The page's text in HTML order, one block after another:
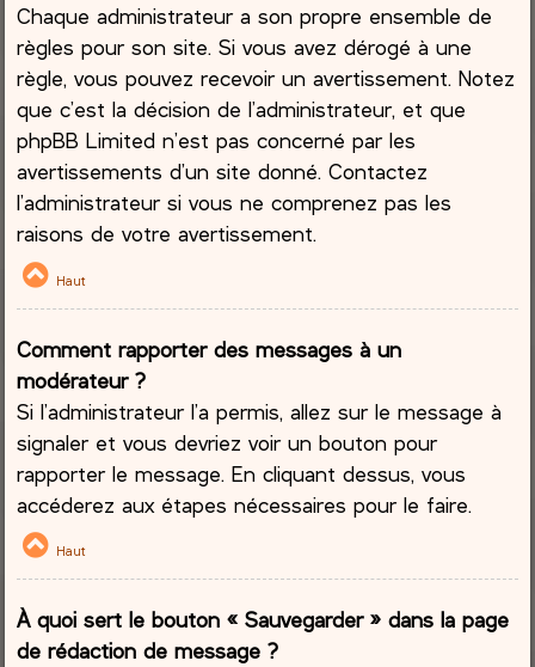
Chaque administrateur a son propre ensemble de
règles pour son site. Si vous avez dérogé à une
règle, vous pouvez recevoir un avertissement. Notez
que c’est la décision de l’administrateur, et que
phpBB Limited n’est pas concerné par les
avertissements d’un site donné. Contactez
l’administrateur si vous ne comprenez pas les
raisons de votre avertissement.
Haut
Comment rapporter des messages à un
modérateur ?
Si l’administrateur l’a permis, allez sur le message à
signaler et vous devriez voir un bouton pour
rapporter le message. En cliquant dessus, vous
accéderez aux étapes nécessaires pour le faire.
Haut
À quoi sert le bouton « Sauvegarder » dans la page
de rédaction de message ?